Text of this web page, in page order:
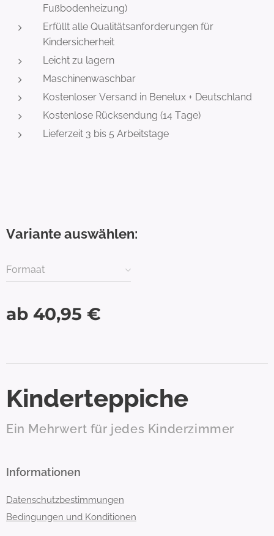
Fußbodenheizung)
Erfüllt alle Qualitätsanforderungen für
Kindersicherheit
Leicht zu lagern
Maschinenwaschbar
Kostenloser Versand in Benelux + Deutschland
Kostenlose Rücksendung (14 Tage)
Lieferzeit 3 bis 5 Arbeitstage
Variante auswählen:
Formaat
ab 40,95 €
Kinderteppiche
Ein Mehrwert für jedes Kinderzimmer
Informationen
Datenschutzbestimmungen
Bedingungen und Konditionen